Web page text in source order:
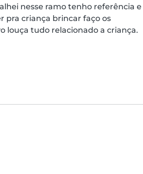
nesse ramo tenho referência e
pra criança brincar faço os
louça tudo relacionado a criança.